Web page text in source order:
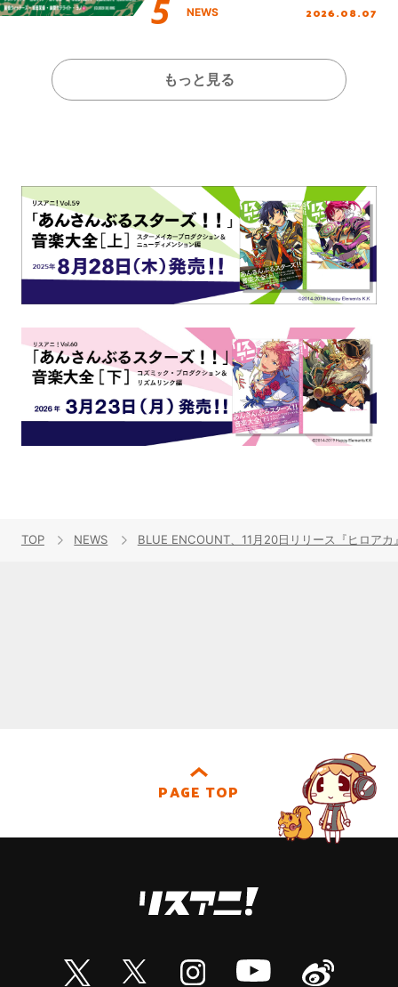
し、初となる第3ステージの
NEWS 2026.08.07
もっと見る
TOP NEWS BLUE ENCOUNT、11月20日リリース『ヒロア
PAGE TOP